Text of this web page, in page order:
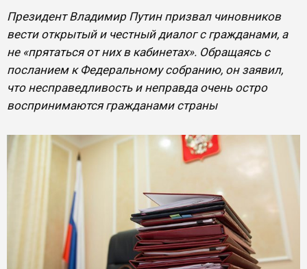
Президент Владимир Путин призвал чиновников
вести открытый и честный диалог с гражданами, а
не «прятаться от них в кабинетах». Обращаясь с
посланием к Федеральному собранию, он заявил,
что несправедливость и неправда очень остро
воспринимаются гражданами страны